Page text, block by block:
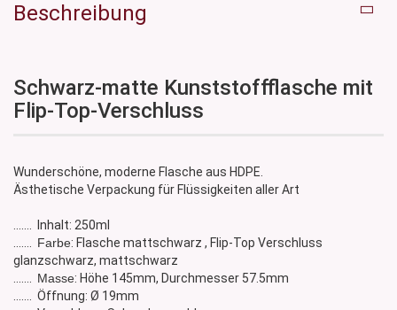
Beschreibung
Schwarz-matte Kunststoffflasche mit
Flip-Top-Verschluss
Wunderschöne, moderne Flasche aus HDPE.
Ästhetische Verpackung für Flüssigkeiten aller Art
....... Inhalt: 250ml
....... Farbe: Flasche mattschwarz , Flip-Top Verschluss
glanzschwarz, mattschwarz
....... Masse: Höhe 145mm, Durchmesser 57.5mm
....... Öffnung: Ø 19mm